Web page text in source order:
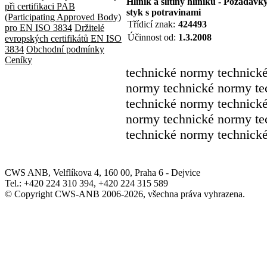
při certifikaci PAB
(Participating Approved Body)
pro EN ISO 3834 Držitelé
evropských certifikátů EN ISO
3834 Obchodní podmínky
Ceníky
styk s potravinami
Třídicí znak: 424493
Účinnost od: 1.3.2008
technické normy
normy technické normy
technické normy
normy technické normy
technické normy
CWS ANB, Velflíkova 4, 160 00, Praha 6 - Dejvice
Tel.: +420 224 310 394, +420 224 315 589
© Copyright CWS-ANB 2006-2026, všechna práva vyhrazena.